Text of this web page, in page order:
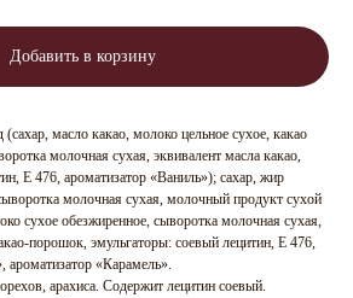
Добавить в корзину
масло какао, молоко цельное сухое, какао
молочная сухая, эквивалент масла какао,
Е 476, ароматизатор «Ваниль»); сахар, жир
молочная сухая, молочный продукт сухой
сухое обезжиренное, сыворотка молочная сухая,
порошок, эмульгаторы: соевый лецитин, Е 476,
ароматизатор «Карамель».
арахиса. Содержит лецитин соевый.